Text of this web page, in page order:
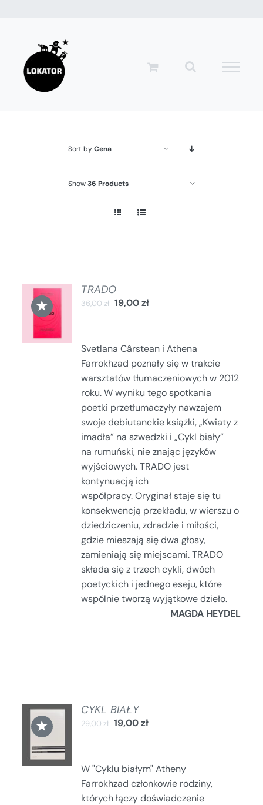
zawartości
Sort byCena
Show36 Products
★
DODAJ
DO
KOSZYKA
/
SZCZEGÓŁY
TRADO
36,00zł 19,00zł
Svetlana Cârstean i Athena
Farrokhzad poznały się w trakcie
warsztatów tłumaczeniowych w 2012
roku. W wyniku tego spotkania
poetki przetłumaczyły nawzajem
swoje debiutanckie książki, „Kwiaty z
imadła” na szwedzki i „Cykl biały”
na rumuński, nie znając języków
wyjściowych. TRADO jest
kontynuacją ich
współpracy. Oryginał staje się tu
konsekwencją przekładu, w wierszu o
dziedziczeniu, zdradzie i miłości,
gdzie mieszają się dwa głosy,
zamieniają się miejscami. TRADO
składa się z trzech cykli, dwóch
poetyckich i jednego eseju, które
wspólnie tworzą wyjątkowe dzieło.
MAGDA HEYDEL
★
DODAJ
DO
KOSZYKA
/
SZCZEGÓŁY
CYKL BIAŁY
29,00zł 19,00zł
W "Cyklu białym" Atheny
Farrokhzad członkowie rodziny,
których łączy doświadczenie